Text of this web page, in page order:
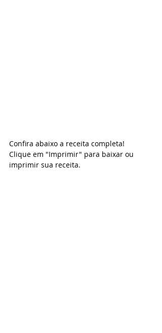
Confira abaixo a receita completa!
Clique em "Imprimir" para baixar ou
imprimir sua receita.